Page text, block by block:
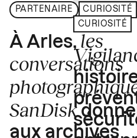
PARTENAIRE CURIOSITÉ
À Arles, les
conversations
SanDisk
aux archives
CURIOSITÉ